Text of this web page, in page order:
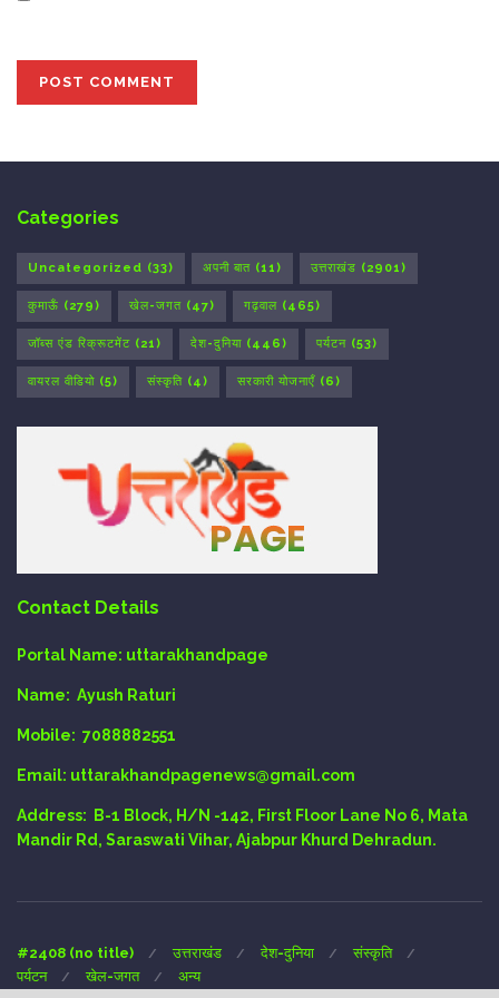
Categories
Uncategorized (33) अपनी बात (11) उत्तराखंड (2901)
कुमाऊँ (279) खेल-जगत (47) गढ़वाल (465)
जॉब्स एंड रिक्रूटमेंट (21) देश-दुनिया (446) पर्यटन (53)
वायरल वीडियो (5) संस्कृति (4) सरकारी योजनाएँ (6)
Contact Details
Portal Name: uttarakhandpage
Name: Ayush Raturi
Mobile: 7088882551
Email: uttarakhandpagenews@gmail.com
Address:
B-1 Block, H/N -142, First Floor Lane No 6, Mata
Mandir Rd, Saraswati Vihar, Ajabpur Khurd Dehradun.
#2408 (no title) उत्तराखंड देश-दुनिया
संस्कृति
पर्यटन
खेल-जगत अन्य